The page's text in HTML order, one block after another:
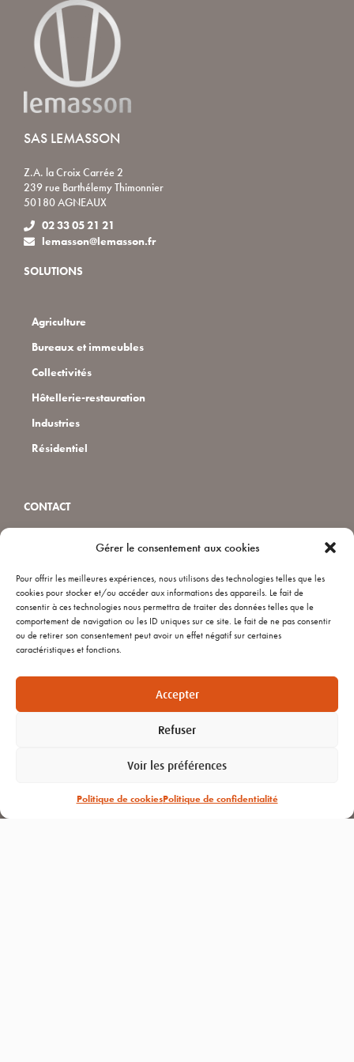
Gérer le consentement aux cookies
Pour offrir les meilleures expériences, nous utilisons des technologies telles que les
cookies pour stocker et/ou accéder aux informations des appareils. Le fait de
consentir à ces technologies nous permettra de traiter des données telles que le
comportement de navigation ou les ID uniques sur ce site. Le fait de ne pas consentir
ou de retirer son consentement peut avoir un effet négatif sur certaines
caractéristiques et fonctions.
Accepter
Refuser
Voir les préférences
Politique de cookiesPolitique de confidentialité
SAS LEMASSON
Z.A. la Croix Carrée 2
239 rue Barthélemy Thimonnier
50180 AGNEAUX
02 33 05 21 21
lemasson@lemasson.fr
SOLUTIONS
Agriculture
Bureaux et immeubles
Collectivités
Hôtellerie-restauration
Industries
Résidentiel
CONTACT
Qui sommes nous ?
FAQ
Nous contacter
Recrutement